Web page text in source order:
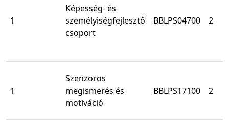
1
Képesség- és
személyiségfejlesztő
csoport
BBLPS04700 2
1
Szenzoros
megismerés és
motiváció
BBLPS17100 2